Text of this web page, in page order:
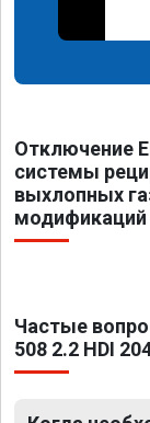
Отключение
системы
выхлопных
модификаций
Частые
508 2.2 HDI